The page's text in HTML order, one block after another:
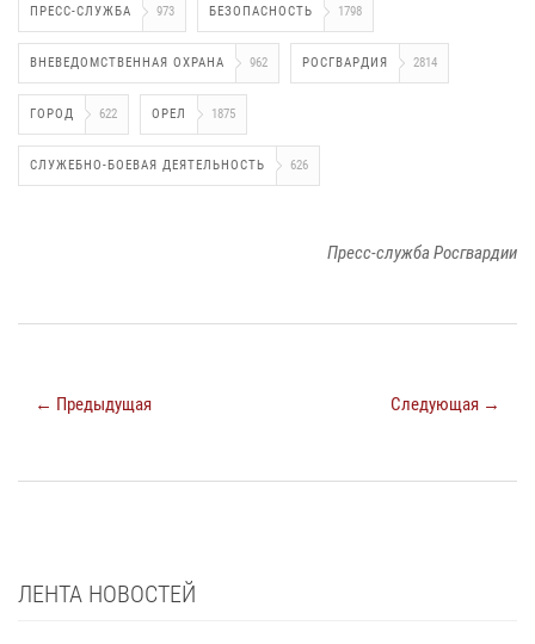
ПРЕСС-СЛУЖБА 973 БЕЗОПАСНОСТЬ 1798
ВНЕВЕДОМСТВЕННАЯ ОХРАНА 962 РОСГВАРДИЯ 2814
ГОРОД 622 ОРЕЛ 1875
СЛУЖЕБНО-БОЕВАЯ ДЕЯТЕЛЬНОСТЬ 626
Пресс-служба Росгвардии
← Предыдущая Следующая →
ЛЕНТА НОВОСТЕЙ